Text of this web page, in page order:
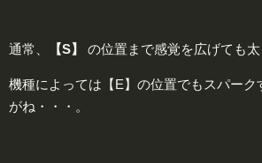
通常、 【S】 の位置まで感覚を広げても太
機種によっては【E】の位置でもスパーク
がね・・・。